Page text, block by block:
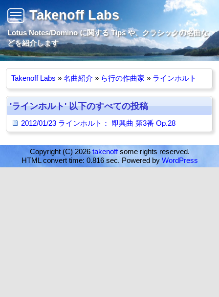
Takenoff Labs
Lotus Notes/Domino に関する Tips や、クラシックの名曲な
どを紹介します
Takenoff Labs » 名曲紹介 » ら行の作曲家 » ラインホルト
'ラインホルト' 以下のすべての投稿
2012/01/23 ラインホルト： 即興曲 第3番 Op.28
Copyright (C) 2026takenoffsome rights reserved.
HTML convert time: 0.816 sec. Powered by WordPress